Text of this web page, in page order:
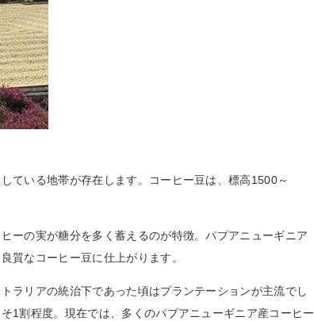
ている地帯が存在します。コーヒー豆は、標高1500～
ーの実が糖分を多く蓄えるのが特徴。パプアニューギニア
質なコーヒー豆に仕上がります。
ラリアの統治下であった頃はプランテーションが主流でし
1割程度。現在では、多くのパプアニューギニア産コーヒー